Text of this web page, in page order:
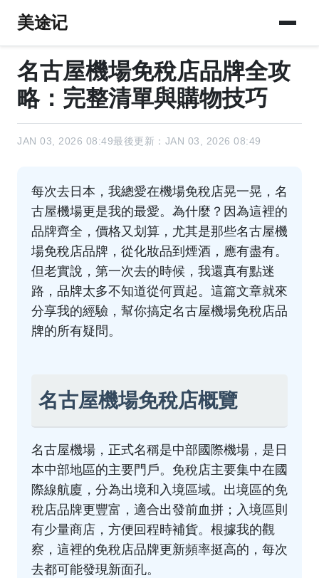
美途记
名古屋機場免稅店品牌全攻
略：完整清單與購物技巧
JAN 03, 2026 08:49最後更新：JAN 03, 2026 08:49
每次去日本，我總愛在機場免稅店晃一晃，名
古屋機場更是我的最愛。為什麼？因為這裡的
品牌齊全，價格又划算，尤其是那些名古屋機
場免稅店品牌，從化妝品到煙酒，應有盡有。
但老實說，第一次去的時候，我還真有點迷
路，品牌太多不知道從何買起。這篇文章就來
分享我的經驗，幫你搞定名古屋機場免稅店品
牌的所有疑問。
名古屋機場免稅店概覽
名古屋機場，正式名稱是中部國際機場，是日
本中部地區的主要門戶。免稅店主要集中在國
際線航廈，分為出境和入境區域。出境區的免
稅店品牌更豐富，適合出發前血拼；入境區則
有少量商店，方便回程時補貨。根據我的觀
察，這裡的免稅店品牌更新頻率挺高的，每次
去都可能發現新面孔。